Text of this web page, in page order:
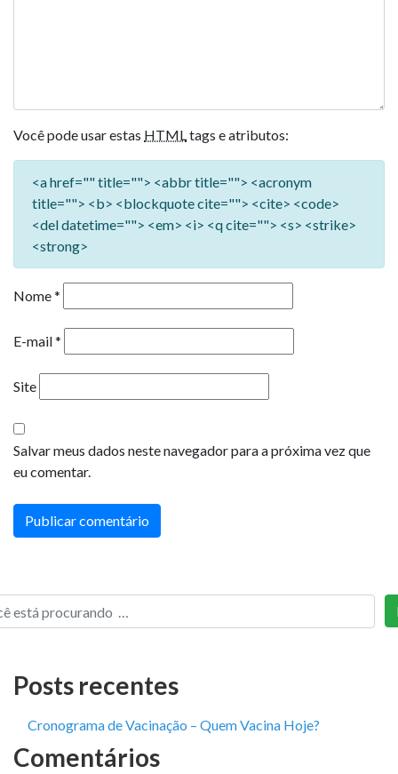
Você pode usar estas HTMLtags e atributos:
<a href="" title=""> <abbr title=""> <acronym
title=""> <b> <blockquote cite=""> <cite> <code>
<del datetime=""> <em> <i> <q cite=""> <s> <strike>
<strong>
Nome*
E-mail*
Site
Salvar meus dados neste navegador para a próxima vez que
eu comentar.
Posts recentes
Cronograma de Vacinação – Quem Vacina Hoje?
Comentários